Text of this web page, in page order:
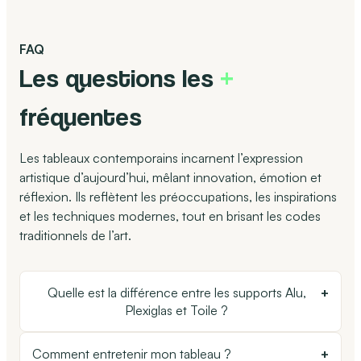
FAQ
Les questions les +
fréquentes
Les tableaux contemporains incarnent l’expression
artistique d’aujourd’hui, mêlant innovation, émotion et
réflexion. Ils reflètent les préoccupations, les inspirations
et les techniques modernes, tout en brisant les codes
traditionnels de l’art.
Quelle est la différence entre les supports Alu,
Plexiglas et Toile ?
+
– Alu (Dibond) : effet mat et élégant, idéal pour un style moderne
Comment entretenir mon tableau ? +